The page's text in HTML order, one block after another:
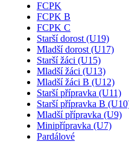
FCPK
FCPK B
FCPK C
Starší dorost (U19)
Mladší dorost (U17)
Starší žáci (U15)
Mladší žáci (U13)
Mladší žáci B (U12)
Starší přípravka (U11)
Starší přípravka B
Mladší přípravka (U9)
Minipřípravka (U7)
Pardálové